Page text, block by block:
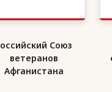
Союз
ветеранов
Афганистана